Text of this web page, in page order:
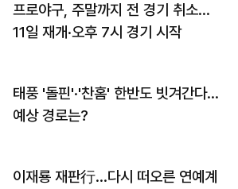
프로야구, 주말까지 전 경기 취소…
11일 재개·오후 7시 경기 시작
태풍 '돌핀'·'찬홈' 한반도 빗겨간다…
예상 경로는?
이재룡 재판行…다시 떠오른 연예계